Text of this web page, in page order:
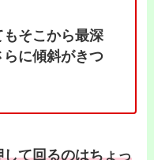
そこから最深
に傾斜がきつ
て回るのはちょっ